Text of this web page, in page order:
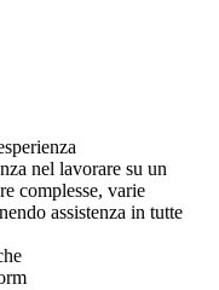
nel lavorare su un
complesse, varie
assistenza in tutte